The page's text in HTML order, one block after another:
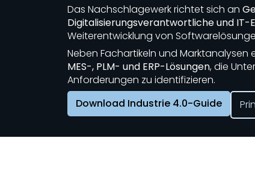
Das Nachschlagewerk richtet sich an
Digitalisierungsverantwortliche und IT-
Weiterentwicklung von
Neben Fachartikeln und
MES-, PLM- und ERP-Lösungen, die
Anforderungen zu identifizieren.
Download Industrie 4.0-Guide